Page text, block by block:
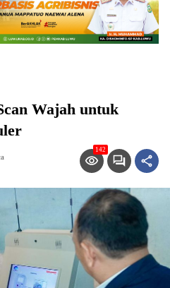
Wajah untuk
142